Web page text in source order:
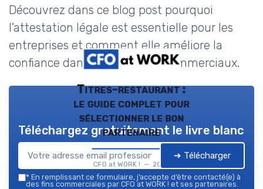
Découvrez dans ce blog post pourquoi
l'attestation légale est essentielle pour les
entreprises et comment elle améliore la
confiance dans les échanges commerciaux.
Titres-restaurant :
le guide complet pour
sélectionner le bon
partenaire
CFO at WORK ! — 2026
Téléchargez gratuitement le livre blanc
➔ Télécharger
* En remplissant ce formulaire, j’accepte d’être contacté(e) à
des fins commerciales par CFO at WORK ! et ses partenaires.